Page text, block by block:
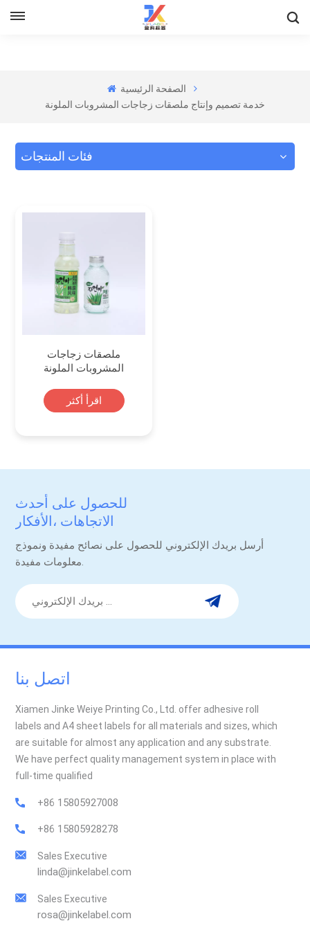
الصفحة الرئيسية
خدمة تصميم وإنتاج ملصقات زجاجات المشروبات الملونة
فئات المنتجات
ملصقات زجاجات
المشروبات الملونة
اقرأ أكثر
للحصول على أحدث
الاتجاهات ،الأفكار
أرسل بريدك الإلكتروني للحصول على نصائح مفيدة ونموذج
معلومات مفيدة.
اتصل بنا
Xiamen Jinke Weiye Printing Co., Ltd. offer adhesive roll
labels and A4 sheet labels for all materials and sizes, which
are suitable for almost any application and any substrate.
We have perfect quality management system in place with
full-time qualified
+86 15805927008
+86 15805928278
Sales Executive
linda@jinkelabel.com
Sales Executive
rosa@jinkelabel.com